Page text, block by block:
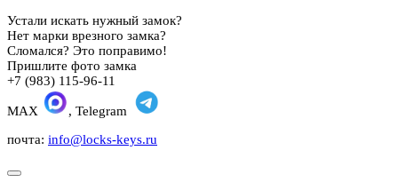
Устали искать нужный замок?
Нет марки врезного замка?
Сломался? Это поправимо!
Пришлите фото замка
+7 (983) 115-96-11
MAX
, Telegram
почта: info@locks-keys.ru